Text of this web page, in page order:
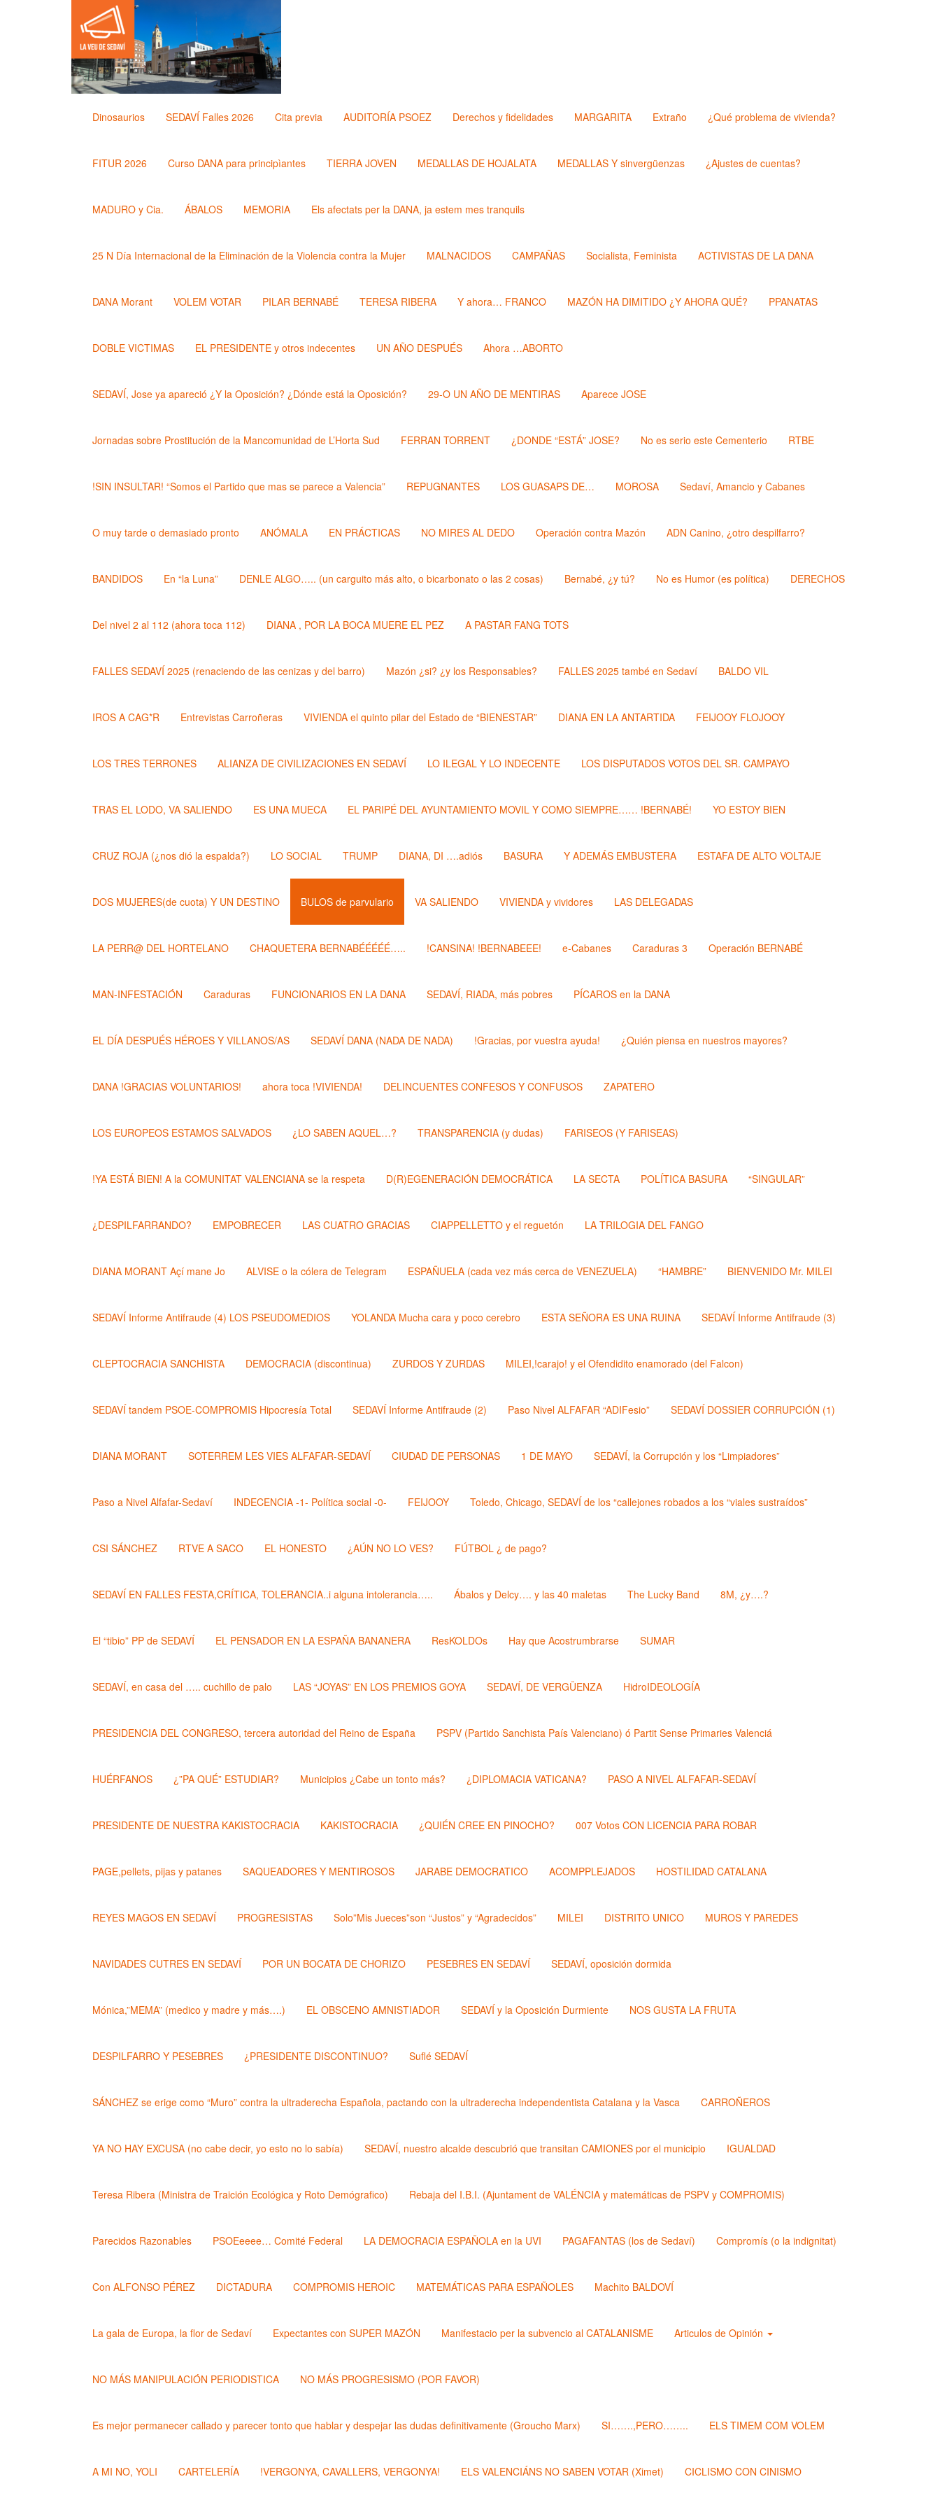
Dinosaurios SEDAVÍ Falles 2026 Cita previa AUDITORÍA PSOEZ Derechos y fidelidades MARGARITA Extraño ¿Qué problema de vivienda?
FITUR 2026 Curso DANA para principìantes TIERRA JOVEN MEDALLAS DE HOJALATA MEDALLAS Y sinvergüenzas ¿Ajustes de cuentas?
MADURO y Cia. ÁBALOS MEMORIA Els afectats per la DANA, ja estem mes tranquils
25 N Día Internacional de la Eliminación de la Violencia contra la Mujer MALNACIDOS CAMPAÑAS Socialista, Feminista ACTIVISTAS DE LA DANA
DANA Morant VOLEM VOTAR PILAR BERNABÉ TERESA RIBERA Y ahora… FRANCO MAZÓN HA DIMITIDO ¿Y AHORA QUÉ? PPANATAS
DOBLE VICTIMAS EL PRESIDENTE y otros indecentes UN AÑO DESPUÉS Ahora …ABORTO
SEDAVÍ, Jose ya apareció ¿Y la Oposición? ¿Dónde está la Oposición? 29-O UN AÑO DE MENTIRAS Aparece JOSE
Jornadas sobre Prostitución de la Mancomunidad de L’Horta Sud FERRAN TORRENT ¿DONDE “ESTÁ” JOSE? No es serio este Cementerio RTBE
!SIN INSULTAR! “Somos el Partido que mas se parece a Valencia” REPUGNANTES LOS GUASAPS DE… MOROSA Sedaví, Amancio y Cabanes
O muy tarde o demasiado pronto ANÓMALA EN PRÁCTICAS NO MIRES AL DEDO Operación contra Mazón ADN Canino, ¿otro despilfarro?
BANDIDOS En “la Luna” DENLE ALGO….. (un carguito más alto, o bicarbonato o las 2 cosas) Bernabé, ¿y tú? No es Humor (es política) DERECHOS
Del nivel 2 al 112 (ahora toca 112) DIANA , POR LA BOCA MUERE EL PEZ A PASTAR FANG TOTS
FALLES SEDAVÍ 2025 (renaciendo de las cenizas y del barro) Mazón ¿si? ¿y los Responsables? FALLES 2025 també en Sedaví BALDO VIL
IROS A CAG*R Entrevistas Carroñeras VIVIENDA el quinto pilar del Estado de “BIENESTAR” DIANA EN LA ANTARTIDA FEIJOOY FLOJOOY
LOS TRES TERRONES ALIANZA DE CIVILIZACIONES EN SEDAVÍ LO ILEGAL Y LO INDECENTE LOS DISPUTADOS VOTOS DEL SR. CAMPAYO
TRAS EL LODO, VA SALIENDO ES UNA MUECA EL PARIPÉ DEL AYUNTAMIENTO MOVIL Y COMO SIEMPRE…… !BERNABÉ! YO ESTOY BIEN
CRUZ ROJA (¿nos dió la espalda?) LO SOCIAL TRUMP DIANA, DI ….adiós BASURA Y ADEMÁS EMBUSTERA ESTAFA DE ALTO VOLTAJE
DOS MUJERES(de cuota) Y UN DESTINO BULOS de parvulario VA SALIENDO VIVIENDA y vividores LAS DELEGADAS
LA PERR@ DEL HORTELANO CHAQUETERA BERNABÉÉÉÉÉ….. !CANSINA! !BERNABEEE! e-Cabanes Caraduras 3 Operación BERNABÉ
MAN-INFESTACIÓN Caraduras FUNCIONARIOS EN LA DANA SEDAVÍ, RIADA, más pobres PÍCAROS en la DANA
EL DÍA DESPUÉS HÉROES Y VILLANOS/AS SEDAVÍ DANA (NADA DE NADA) !Gracias, por vuestra ayuda! ¿Quién piensa en nuestros mayores?
DANA !GRACIAS VOLUNTARIOS! ahora toca !VIVIENDA! DELINCUENTES CONFESOS Y CONFUSOS ZAPATERO
LOS EUROPEOS ESTAMOS SALVADOS ¿LO SABEN AQUEL…? TRANSPARENCIA (y dudas) FARISEOS (Y FARISEAS)
!YA ESTÁ BIEN! A la COMUNITAT VALENCIANA se la respeta D(R)EGENERACIÓN DEMOCRÁTICA LA SECTA POLÍTICA BASURA “SINGULAR”
¿DESPILFARRANDO? EMPOBRECER LAS CUATRO GRACIAS CIAPPELLETTO y el reguetón LA TRILOGIA DEL FANGO
DIANA MORANT Açí mane Jo ALVISE o la cólera de Telegram ESPAÑUELA (cada vez más cerca de VENEZUELA) “HAMBRE” BIENVENIDO Mr. MILEI
SEDAVÍ Informe Antifraude (4) LOS PSEUDOMEDIOS YOLANDA Mucha cara y poco cerebro ESTA SEÑORA ES UNA RUINA SEDAVÍ Informe Antifraude (3)
CLEPTOCRACIA SANCHISTA DEMOCRACIA (discontinua) ZURDOS Y ZURDAS MILEI,!carajo! y el Ofendidito enamorado (del Falcon)
SEDAVÍ tandem PSOE-COMPROMIS Hipocresía Total SEDAVÍ Informe Antifraude (2) Paso Nivel ALFAFAR “ADIFesio” SEDAVÍ DOSSIER CORRUPCIÓN (1)
DIANA MORANT SOTERREM LES VIES ALFAFAR-SEDAVÍ CIUDAD DE PERSONAS 1 DE MAYO SEDAVÍ, la Corrupción y los “Limpiadores”
Paso a Nivel Alfafar-Sedaví INDECENCIA -1- Política social -0- FEIJOOY Toledo, Chicago, SEDAVÍ de los “callejones robados a los “viales sustraídos”
CSI SÁNCHEZ RTVE A SACO EL HONESTO ¿AÚN NO LO VES? FÚTBOL ¿ de pago?
SEDAVÍ EN FALLES FESTA,CRÍTICA, TOLERANCIA..i alguna intolerancia….. Ábalos y Delcy…. y las 40 maletas The Lucky Band 8M, ¿y….?
El “tibio” PP de SEDAVÍ EL PENSADOR EN LA ESPAÑA BANANERA ResKOLDOs Hay que Acostrumbrarse SUMAR
SEDAVÍ, en casa del ….. cuchillo de palo LAS “JOYAS” EN LOS PREMIOS GOYA SEDAVÍ, DE VERGÜENZA HidroIDEOLOGÍA
PRESIDENCIA DEL CONGRESO, tercera autoridad del Reino de España PSPV (Partido Sanchista País Valenciano) ó Partit Sense Primaries Valenciá
HUÉRFANOS ¿”PA QUÉ” ESTUDIAR? Municipios ¿Cabe un tonto más? ¿DIPLOMACIA VATICANA? PASO A NIVEL ALFAFAR-SEDAVÍ
PRESIDENTE DE NUESTRA KAKISTOCRACIA KAKISTOCRACIA ¿QUIÉN CREE EN PINOCHO? 007 Votos CON LICENCIA PARA ROBAR
PAGE,pellets, pijas y patanes SAQUEADORES Y MENTIROSOS JARABE DEMOCRATICO ACOMPPLEJADOS HOSTILIDAD CATALANA
REYES MAGOS EN SEDAVÍ PROGRESISTAS Solo”Mis Jueces”son “Justos” y “Agradecidos” MILEI DISTRITO UNICO MUROS Y PAREDES
NAVIDADES CUTRES EN SEDAVÍ POR UN BOCATA DE CHORIZO PESEBRES EN SEDAVÍ SEDAVÍ, oposición dormida
Mónica,”MEMA” (medico y madre y más….) EL OBSCENO AMNISTIADOR SEDAVÍ y la Oposición Durmiente NOS GUSTA LA FRUTA
DESPILFARRO Y PESEBRES ¿PRESIDENTE DISCONTINUO? Suflé SEDAVÍ
SÁNCHEZ se erige como “Muro” contra la ultraderecha Española, pactando con la ultraderecha independentista Catalana y la Vasca CARROÑEROS
YA NO HAY EXCUSA (no cabe decir, yo esto no lo sabía) SEDAVÍ, nuestro alcalde descubrió que transitan CAMIONES por el municipio IGUALDAD
Teresa Ribera (Ministra de Traición Ecológica y Roto Demógrafico) Rebaja del I.B.I. (Ajuntament de VALÉNCIA y matemáticas de PSPV y COMPROMIS)
Parecidos Razonables PSOEeeee… Comité Federal LA DEMOCRACIA ESPAÑOLA en la UVI PAGAFANTAS (los de Sedaví) Compromís (o la indignitat)
Con ALFONSO PÉREZ DICTADURA COMPROMIS HEROIC MATEMÁTICAS PARA ESPAÑOLES Machito BALDOVÍ
La gala de Europa, la flor de Sedaví Expectantes con SUPER MAZÓN Manifestacio per la subvencio al CATALANISME Articulos de Opinión
NO MÁS MANIPULACIÓN PERIODISTICA NO MÁS PROGRESISMO (POR FAVOR)
Es mejor permanecer callado y parecer tonto que hablar y despejar las dudas definitivamente (Groucho Marx) SI…….,PERO…….. ELS TIMEM COM VOLEM
A MI NO, YOLI CARTELERÍA !VERGONYA, CAVALLERS, VERGONYA! ELS VALENCIÁNS NO SABEN VOTAR (Ximet) CICLISMO CON CINISMO